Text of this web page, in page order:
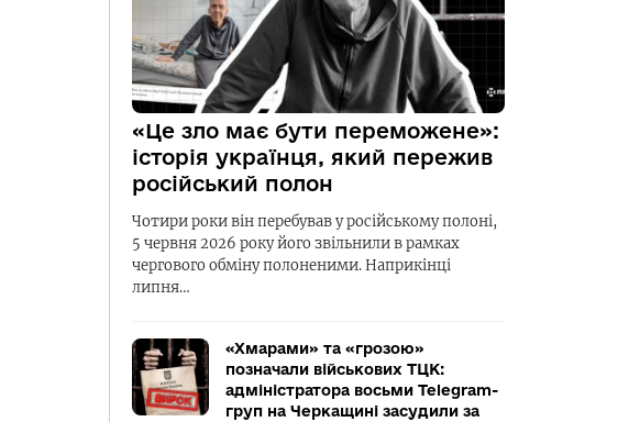
«Це зло має бути переможене»:
історія українця, який пережив
російський полон
Чотири роки він перебував у російському полоні,
5 червня 2026 року його звільнили в рамках
чергового обміну полоненими. Наприкінці
липня…
«Хмарами» та «грозою»
позначали військових ТЦК:
адміністратора восьми Telegram-
груп на Черкащині засудили за